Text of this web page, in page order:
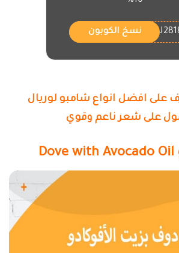
نسخ الكوبون
على افضل انواع شامبو لوريال
على شعر ناعم وقوي